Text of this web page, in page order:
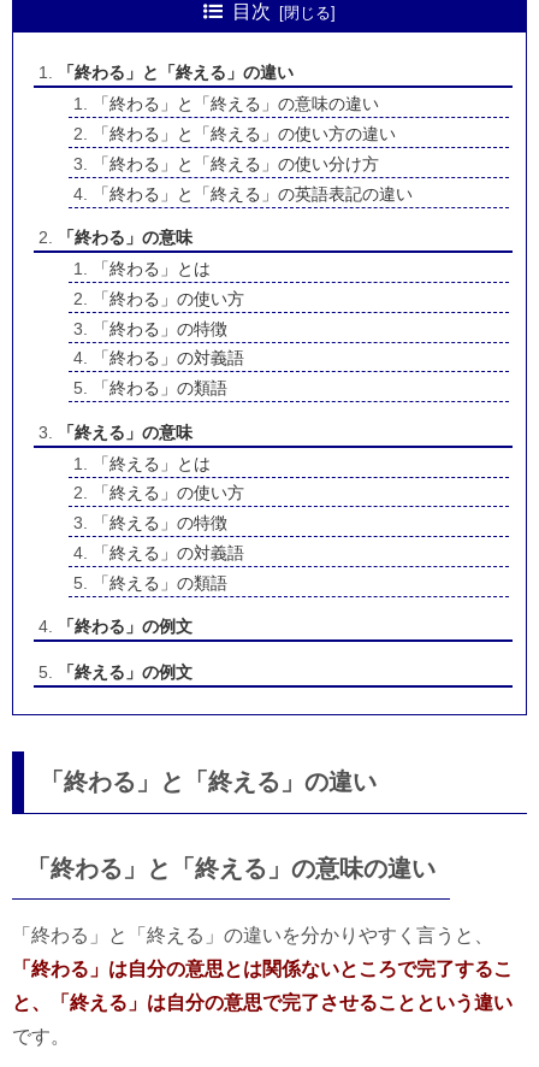
目次
「終わる」と「終える」の違い
「終わる」と「終える」の意味の違い
「終わる」と「終える」の使い方の違い
「終わる」と「終える」の使い分け方
「終わる」と「終える」の英語表記の違い
「終わる」の意味
「終わる」とは
「終わる」の使い方
「終わる」の特徴
「終わる」の対義語
「終わる」の類語
「終える」の意味
「終える」とは
「終える」の使い方
「終える」の特徴
「終える」の対義語
「終える」の類語
「終わる」の例文
「終える」の例文
「終わる」と「終える」の違い
「終わる」と「終える」の意味の違い
「終わる」と「終える」の違いを分かりやすく言うと、
「終わる」は自分の意思とは関係ないところで完了するこ
と、「終える」は自分の意思で完了させることという違い
です。